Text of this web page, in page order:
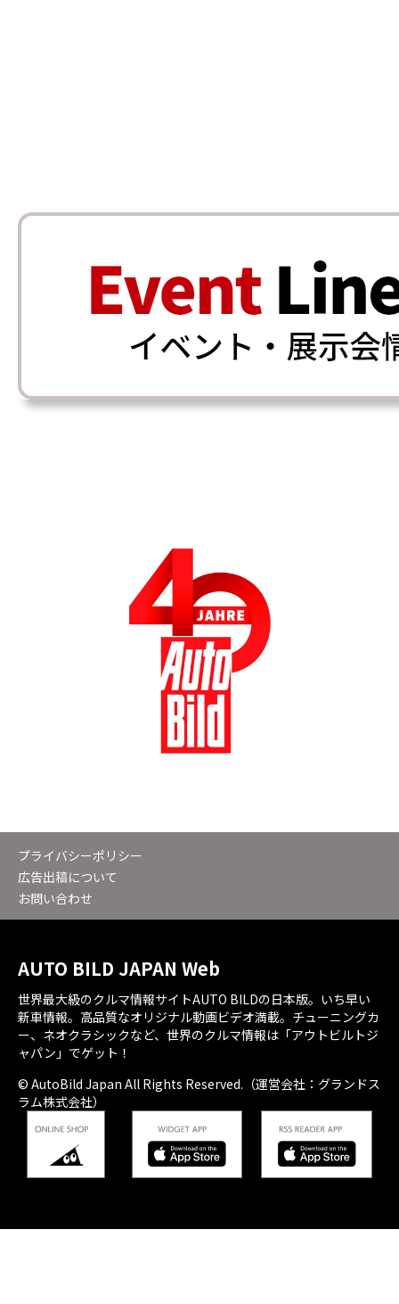
プライバシーポリシー
広告出稿について
お問い合わせ
AUTO BILD JAPAN Web
世界最大級のクルマ情報サイトAUTO BILDの日本版。いち早い
新車情報。高品質なオリジナル動画ビデオ満載。チューニングカ
ー、ネオクラシックなど、世界のクルマ情報は「アウトビルトジ
ャパン」でゲット！
© AutoBild Japan All Rights Reserved.（運営会社：グランドス
ラム株式会社）